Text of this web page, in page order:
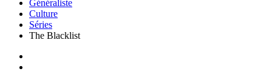
Généraliste
Culture
Séries
The Blacklist